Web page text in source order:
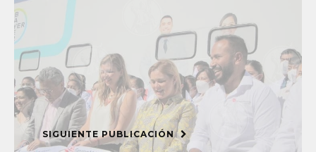
SIGUIENTE PUBLICACIÓN